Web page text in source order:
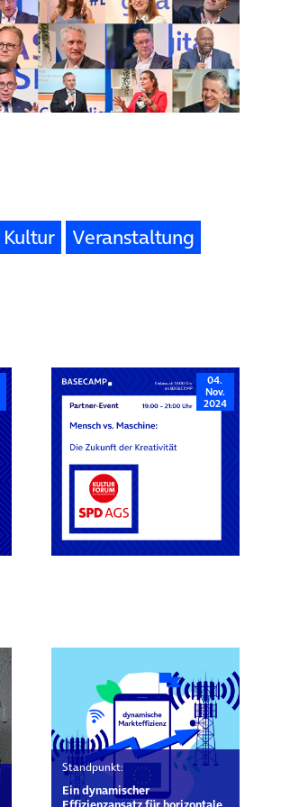
Kultur Veranstaltung
04.
Nov.
2024
Standpunkt:
Ein dynamischer